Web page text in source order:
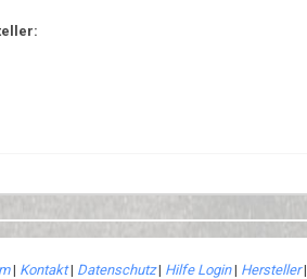
| Kontakt| Datenschutz| Hilfe Login| Hersteller|